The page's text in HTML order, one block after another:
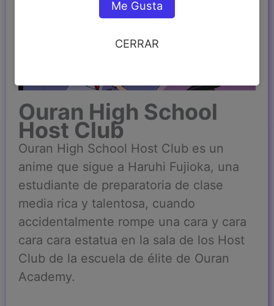
Ouran High School
Host Club
Ouran High School Host Club es un
anime que sigue a Haruhi Fujioka, una
estudiante de preparatoria de clase
media rica y talentosa, cuando
accidentalmente rompe una cara y cara
cara cara estatua en la sala de los Host
Club de la escuela de élite de Ouran
Academy.
Me Gusta
CERRAR